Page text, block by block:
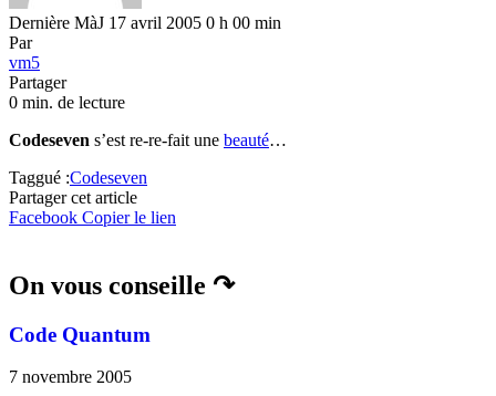
Dernière MàJ 17 avril 2005 0 h 00 min
Par
vm5
Partager
0 min. de lecture
Codeseven s’est re-re-fait une beauté…
Taggué :Codeseven
Partager cet article
Facebook Copier le lien
On vous conseille ↷
Code Quantum
7 novembre 2005